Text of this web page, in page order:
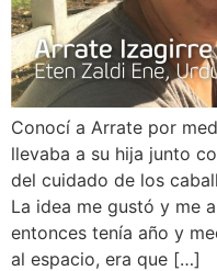
Conocí a Arrate por
llevaba a su hija junto
del cuidado de los
La idea me gustó y me
entonces tenía año y
al espacio, era que […]